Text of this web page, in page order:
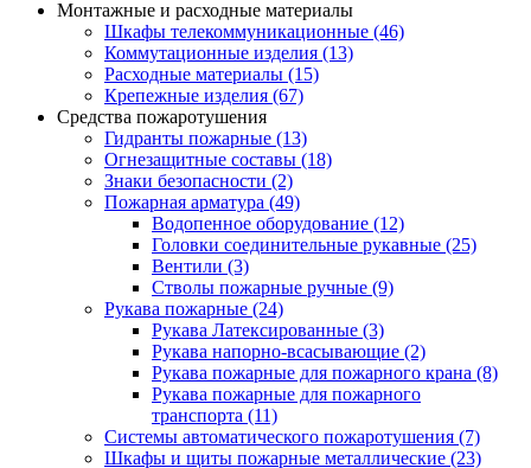
Монтажные и расходные материалы
Шкафы телекоммуникационные (46)
Коммутационные изделия (13)
Расходные материалы (15)
Крепежные изделия (67)
Средства пожаротушения
Гидранты пожарные (13)
Огнезащитные составы (18)
Знаки безопасности (2)
Пожарная арматура (49)
Водопенное оборудование (12)
Головки соединительные рукавные (25)
Вентили (3)
Стволы пожарные ручные (9)
Рукава пожарные (24)
Рукава Латексированные (3)
Рукава напорно-всасывающие (2)
Рукава пожарные для пожарного крана (8)
Рукава пожарные для пожарного
транспорта (11)
Системы автоматического пожаротушения (7)
Шкафы и щиты пожарные металлические (23)